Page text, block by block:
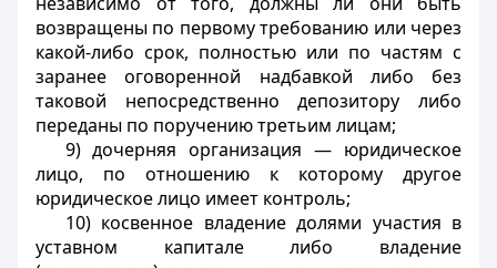
возвращены по первому требованию или через
какой-либо срок, полностью или по частям с
заранее оговоренной надбавкой либо без
таковой непосредственно депозитору либо
переданы по поручению третьим лицам;
9) дочерняя организация — юридическое
лицо, по отношению к которому другое
юридическое лицо имеет контроль;
10) косвенное владение долями участия в
уставном капитале либо владение